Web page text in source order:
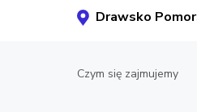
Drawsko
Czym się zajmujemy